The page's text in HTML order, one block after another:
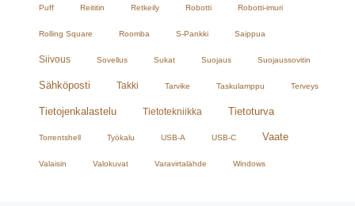
Puff Reititin Retkeily Robotti Robotti-imuri
Rolling Square Roomba S-Pankki Saippua
Siivous Sovellus Sukat Suojaus Suojaussovitin
Sähköposti Takki Tarvike Taskulamppu Terveys
Tietojenkalastelu Tietotekniikka Tietoturva
Torrentshell Työkalu USB-A USB-C Vaate
Valaisin Valokuvat Varavirtalähde Windows